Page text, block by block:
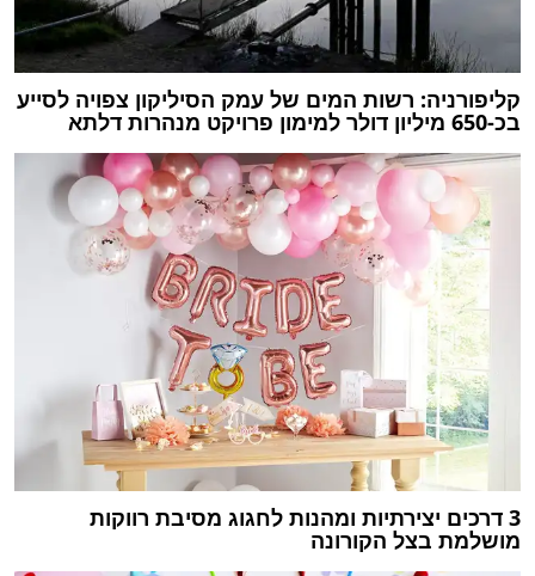
קליפורניה: רשות המים של עמק הסיליקון צפויה לסייע
בכ-650 מיליון דולר למימון פרויקט מנהרות דלתא
3 דרכים יצירתיות ומהנות לחגוג מסיבת רווקות
מושלמת בצל הקורונה